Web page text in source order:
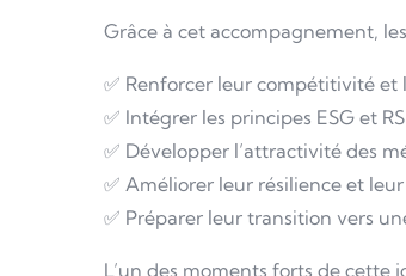
Grâce à cet accompagnement,
✅ Renforcer leur compétitivité
✅ Intégrer les principes ESG et
✅ Développer l’attractivité des
✅ Améliorer leur résilience et
✅ Préparer leur transition vers
L’un des moments forts de cette